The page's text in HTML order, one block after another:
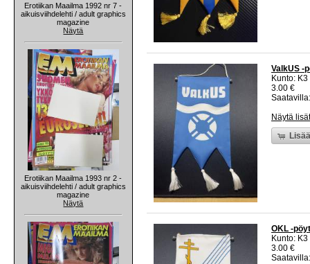
Erotiikan Maailma 1992 nr 7 -
aikuisviihdelehti / adult graphics
magazine
Näytä
Erotiikan Maailma 1993 nr 2 -
aikuisviihdelehti / adult graphics
magazine
Näytä
ValkUS -
Kunto:
3.00 €
Näytä
OKL -
Kunto:
3.00 €